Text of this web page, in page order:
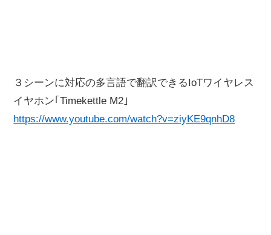
３シーンに対応の多言語で翻訳できるIoTワイヤレス
イヤホン｢Timekettle M2｣
https://www.youtube.com/watch?v=ziyKE9qnhD8